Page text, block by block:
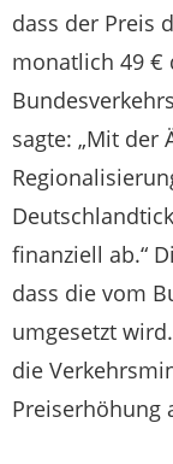
dass der Preis
monatlich 49 €
sagte: „Mit der
finanziell ab.“
dass die vom
umgesetzt
die
Preiserhöhung